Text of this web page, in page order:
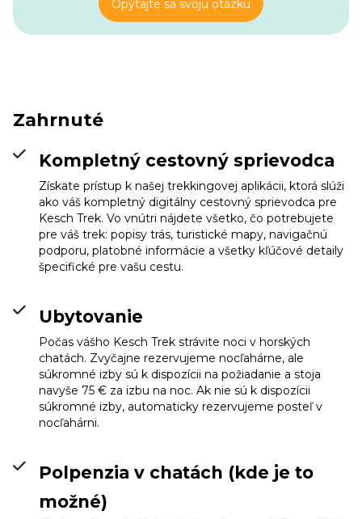
Kesch Hütte Info
Opýtajte sa svoju otázku
Zahrnuté
Kompletný cestovný sprievodca
Získate prístup k našej trekkingovej aplikácii, ktorá slúži
ako váš kompletný digitálny cestovný sprievodca pre
Kesch Trek. Vo vnútri nájdete všetko, čo potrebujete
pre váš trek: popisy trás, turistické mapy, navigačnú
podporu, platobné informácie a všetky kľúčové detaily
špecifické pre vašu cestu.
Ubytovanie
Počas vášho Kesch Trek strávite noci v horských
chatách. Zvyčajne rezervujeme nocľahárne, ale
súkromné izby sú k dispozícii na požiadanie a stoja
navyše 75 € za izbu na noc. Ak nie sú k dispozícii
súkromné izby, automaticky rezervujeme posteľ v
nocľahárni.
Polpenzia v chatách (kde je to
možné)